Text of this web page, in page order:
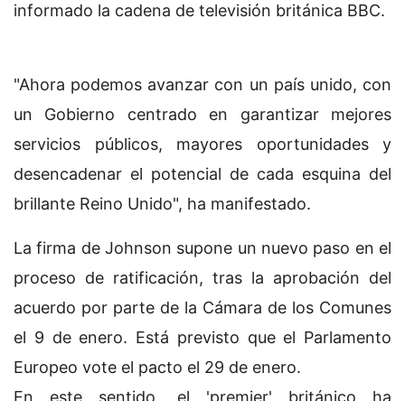
informado la cadena de televisión británica BBC.
"Ahora podemos avanzar con un país unido, con
un Gobierno centrado en garantizar mejores
servicios públicos, mayores oportunidades y
desencadenar el potencial de cada esquina del
brillante Reino Unido", ha manifestado.
La firma de Johnson supone un nuevo paso en el
proceso de ratificación, tras la aprobación del
acuerdo por parte de la Cámara de los Comunes
el 9 de enero. Está previsto que el Parlamento
Europeo vote el pacto el 29 de enero.